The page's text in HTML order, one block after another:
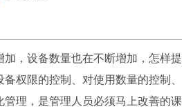
加，设备数量也在不断增加，怎样提
权限的控制、对使用数量的控制、
管理，是管理人员必须马上改善的课